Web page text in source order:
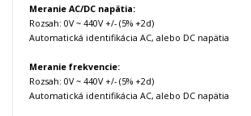
Meranie AC/DC napätia:
Rozsah: 0V ~ 440V +/- (5% +2d)
Automatická identifikácia AC, alebo DC napätia
Meranie frekvencie:
Rozsah: 0V ~ 440V +/- (5% +2d)
Automatická identifikácia AC, alebo DC napätia